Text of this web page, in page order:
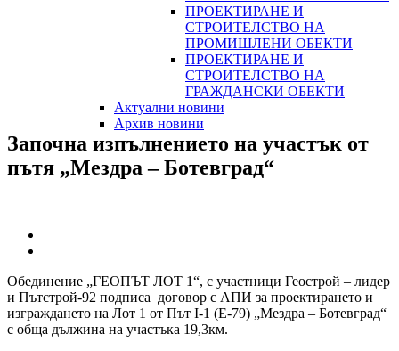
ПРОЕКТИРАНЕ И
СТРОИТЕЛСТВО НА
ПРОМИШЛЕНИ ОБЕКТИ
ПРОЕКТИРАНЕ И
СТРОИТЕЛСТВО НА
ГРАЖДАНСКИ ОБЕКТИ
Актуални новини
Архив новини
Започна изпълнението на участък от
пътя „Мездра – Ботевград“
Обединение „ГЕОПЪТ ЛОТ 1“, с участници Геострой – лидер
и Пътстрой-92 подписа договор с АПИ за проектирането и
изграждането на Лот 1 от Път I-1 (E-79) „Мездра – Ботевград“
с обща дължина на участъка 19,3км.